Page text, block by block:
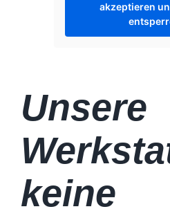
akzeptieren
Unsere
keine